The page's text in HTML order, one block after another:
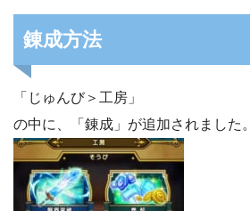
錬成方法
「じゅんび＞工房」
の中に、「錬成」が追加されました。